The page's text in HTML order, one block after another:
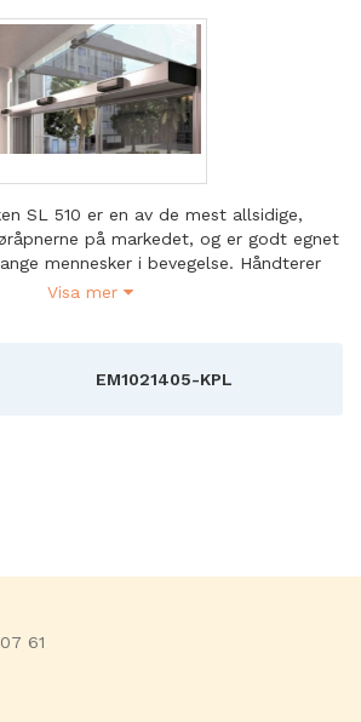
SL 510 er en av de mest allsidige,
på markedet, og er godt egnet
mennesker i bevegelse. Håndterer
å installere. Har spesialløsninger for
1600 mm - 150 W
SL510 - 1600
Visa mer
EM1021405-KPL
61